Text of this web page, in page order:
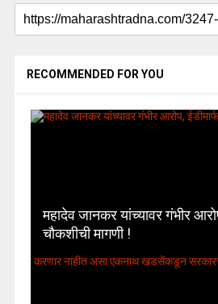
RECOMMENDED FOR YOU
महादेव जानकर यांच्यावर गंभीर
चौकशीची मागणी !